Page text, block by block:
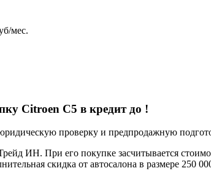
мес.
Citroen C5 в кредит до !
проверку и предпродажную
ИН. При его покупке засчитывается
скидка от автосалона в размере 250